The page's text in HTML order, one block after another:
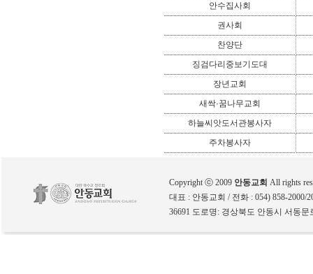
안수집사회
권사회
찬양단
징검다리중보기도대
장년교회
새싹·꿈나무교회
하늘씨앗도서관봉사자
주차봉사자
Copyright ⓒ 2009 안동교회 All rights
대표 : 안동교회 / 전화 : 054) 858-2000/
36691 도로명: 경상북도 안동시 서동